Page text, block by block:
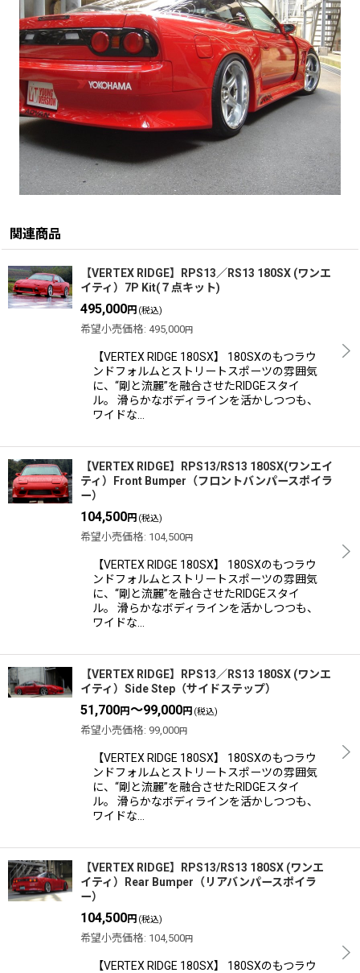
関連商品
【VERTEX RIDGE】RPS13／RS13 180SX (ワンエ
イティ）7P Kit(７点キット)
495,000円 (税込)
希望小売価格: 495,000円
【VERTEX RIDGE 180SX】 180SXのもつラウ
ンドフォルムとストリートスポーツの雰囲気
に、“剛と流麗”を融合させたRIDGEスタイ
ル。 滑らかなボディラインを活かしつつも、
ワイドな…
【VERTEX RIDGE】RPS13/RS13 180SX(ワンエイ
ティ）Front Bumper（フロントバンパースポイラ
ー）
104,500円 (税込)
希望小売価格: 104,500円
【VERTEX RIDGE 180SX】 180SXのもつラウ
ンドフォルムとストリートスポーツの雰囲気
に、“剛と流麗”を融合させたRIDGEスタイ
ル。 滑らかなボディラインを活かしつつも、
ワイドな…
【VERTEX RIDGE】RPS13／RS13 180SX (ワンエ
イティ）Side Step（サイドステップ）
51,700円～99,000円 (税込)
希望小売価格: 99,000円
【VERTEX RIDGE 180SX】 180SXのもつラウ
ンドフォルムとストリートスポーツの雰囲気
に、“剛と流麗”を融合させたRIDGEスタイ
ル。 滑らかなボディラインを活かしつつも、
ワイドな…
【VERTEX RIDGE】RPS13/RS13 180SX (ワンエ
イティ）Rear Bumper（リアバンパースポイラ
ー）
104,500円 (税込)
希望小売価格: 104,500円
【VERTEX RIDGE 180SX】 180SXのもつラウ